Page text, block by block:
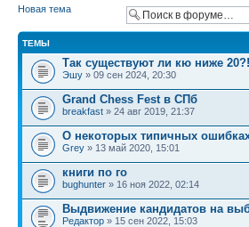
Новая тема
ТЕМЫ
Так существуют ли кю ниже 20?!
Эшу » 09 сен 2024, 20:30
Grand Chess Fest в СПб
breakfast » 24 авг 2019, 21:37
О некоторых типичных ошибках
Grey » 13 май 2020, 15:01
книги по го
bughunter » 16 ноя 2022, 02:14
Выдвижение кандидатов на
Редактор » 15 сен 2022, 15:03